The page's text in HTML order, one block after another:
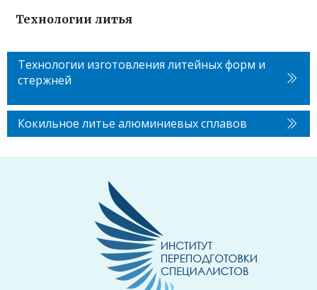
Технологии литья
Технологии изготовления литейных форм и
стержней
Кокильное литье алюминиевых сплавов